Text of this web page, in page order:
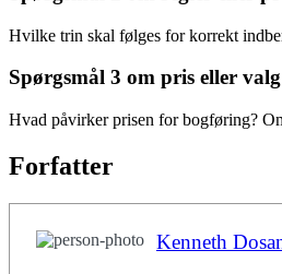
Hvilke trin skal følges for korrekt
Spørgsmål 3 om pris eller valg
Hvad påvirker prisen for bogføring?
Forfatter
Kenneth